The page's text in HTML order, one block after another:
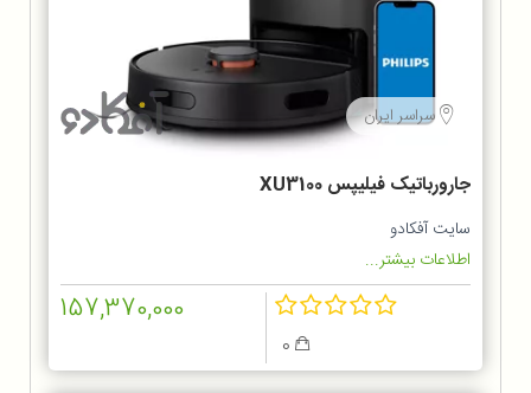
سراسر ایران
جارورباتیک فیلیپس XU3100
سایت آفکادو
اطلاعات بیشتر...
157,370,000